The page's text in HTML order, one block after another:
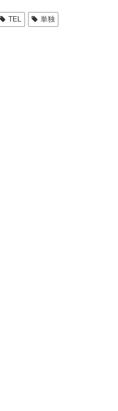
TEL 単独